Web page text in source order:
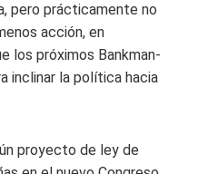
pero prácticamente no
acción, en
los próximos Bankman-
inclinar la política hacia
proyecto de ley de